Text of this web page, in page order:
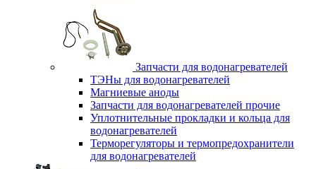
Запчасти для водонагревателей
ТЭНы для водонагревателей
Магниевые аноды
Запчасти для водонагревателей прочие
Уплотнительные прокладки и кольца для
водонагревателей
Терморегуляторы и термопредохранители
для водонагревателей